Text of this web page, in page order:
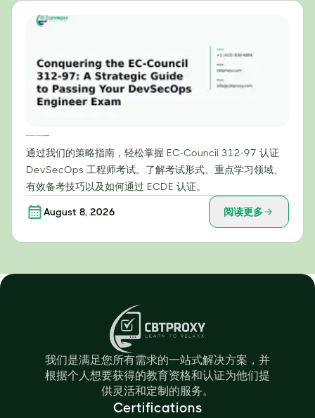
通过我们的策略指南，轻松掌握 EC-Council 312-97 认证
DevSecOps 工程师考试。了解考试形式、重点学习领域、
有效备考技巧以及如何通过 ECDE 认证。
August 8, 2026 阅读更多
我们是满足您所有需求的一站式解决方案，并
根据个人想要获得的教育资格和认证为他们提
供灵活和定制的服务。
Certifications